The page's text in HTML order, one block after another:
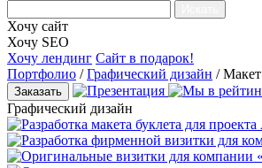
Хочу сайт
Хочу SEO
Хочу лендинг Сайт в подарок!
Портфолио / Графический дизайн /
Заказать
Графический дизайн